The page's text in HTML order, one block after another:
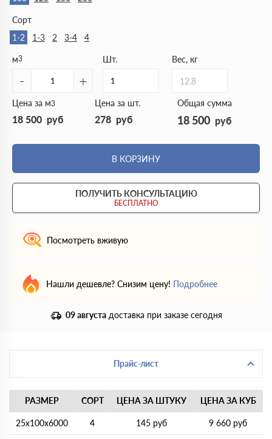
Сорт
1-2
1-3 2 3-4 4
м3
- +
Шт. Вес, кг
12.8
Цена за м3
18 500 руб
Цена за шт.
278 руб
Общая сумма
18 500 руб
В КОРЗИНУ
ПОЛУЧИТЬ КОНСУЛЬТАЦИЮ
БЕСПЛАТНО
Посмотреть вживую
Нашли дешевле? Снизим цену! Подробнее
09 августа доставка при заказе сегодня
Прайс-лист
РАЗМЕР СОРТ ЦЕНА ЗА ШТУКУ ЦЕНА ЗА КУБ
25х100х6000 4 145 руб 9 660 руб